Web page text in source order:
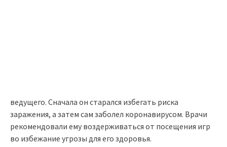
ведущего. Сначала он старался избегать риска
заражения, а затем сам заболел коронавирусом. Врачи
рекомендовали ему воздерживаться от посещения игр
во избежание угрозы для его здоровья.